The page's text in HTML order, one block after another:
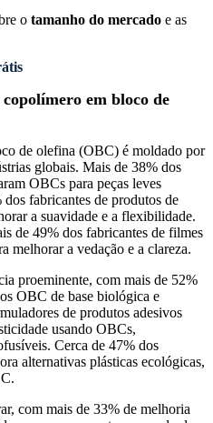
o tamanho do mercado e as
em bloco de
de olefina (OBC) é moldado por
globais. Mais de 38% dos
OBCs para peças leves
fabricantes de produtos de
a suavidade e a flexibilidade.
de 49% dos fabricantes de filmes
melhorar a vedação e a clareza.
proeminente, com mais de 52%
OBC de base biológica e
de produtos adesivos
usando OBCs,
Cerca de 47% dos
alternativas plásticas ecológicas,
com mais de 33% de melhoria